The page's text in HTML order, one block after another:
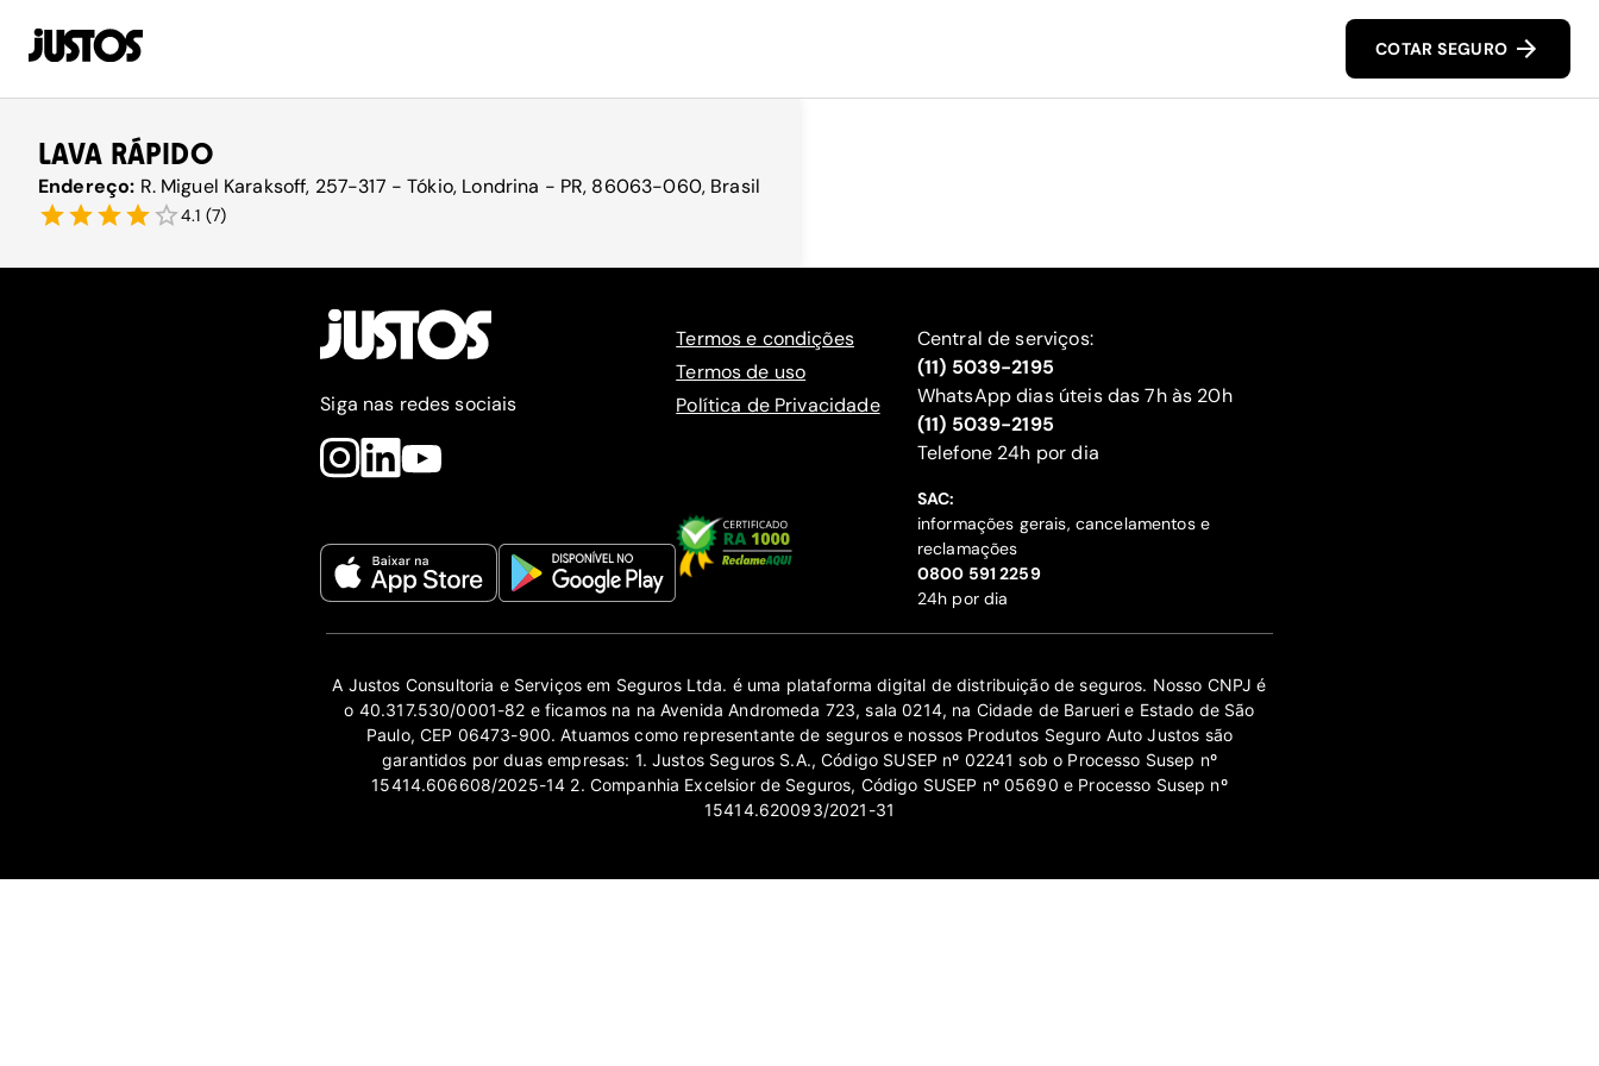
COTAR SEGURO
LAVA RÁPIDO
Endereço: R. Miguel Karaksoff, 257-317 - Tókio, Londrina - PR, 86063-060, Brasil
4.1 (7)
Siga nas redes sociais
Termos e condições
Termos de uso
Política de Privacidade
Central de serviços:
(11) 5039-2195
WhatsApp dias úteis das 7h às 20h
(11) 5039-2195
‍Telefone 24h por dia
SAC:
informações gerais, cancelamentos e
reclamações
‍0800 591 2259
24h por dia
A Justos Consultoria e Serviços em Seguros Ltda. é uma plataforma digital de distribuição de seguros. Nosso CNPJ é
o 40.317.530/0001-82 e ficamos na na Avenida Andromeda 723, sala 0214, na Cidade de Barueri e Estado de São
Paulo, CEP 06473-900. Atuamos como representante de seguros e nossos Produtos Seguro Auto Justos são
garantidos por duas empresas: 1. Justos Seguros S.A., Código SUSEP nº 02241 sob o Processo Susep nº
15414.606608/2025-14 2. Companhia Excelsior de Seguros, Código SUSEP nº 05690 e Processo Susep nº
15414.620093/2021-31